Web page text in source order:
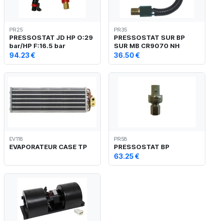
PR25
PRESSOSTAT JD HP O:29
bar/HP F:16.5 bar
94.23 €
PR35
PRESSOSTAT SUR BP
SUR MB CR9070 NH
36.50 €
EV118
EVAPORATEUR CASE TP
PR58
PRESSOSTAT BP
63.25 €